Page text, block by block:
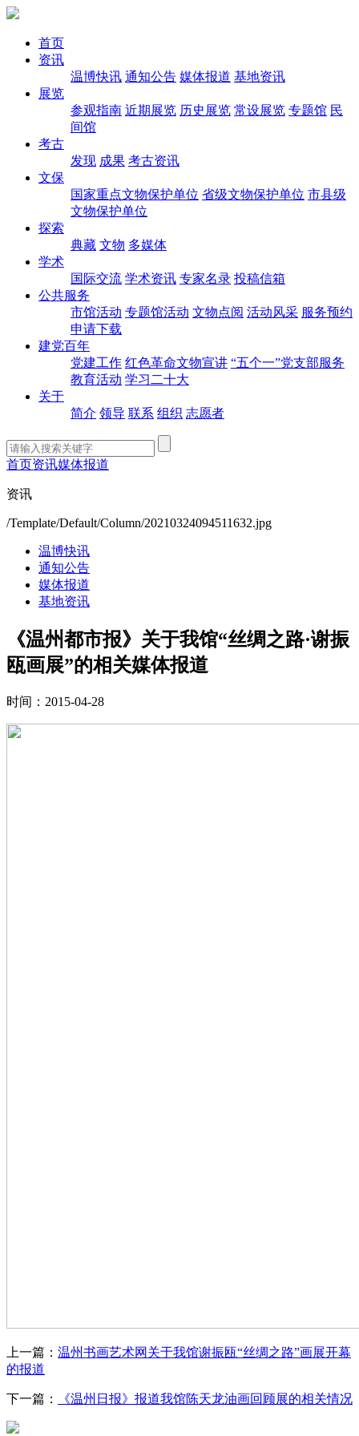
首页
资讯
温博快讯 通知公告 媒体报道 基地资讯
展览
参观指南 近期展览 历史展览 常设展览 专题馆 民
间馆
考古
发现 成果 考古资讯
文保
国家重点文物保护单位 省级文物保护单位 市县级
文物保护单位
探索
典藏 文物 多媒体
学术
国际交流 学术资讯 专家名录 投稿信箱
公共服务
市馆活动 专题馆活动 文物点阅 活动风采 服务预约
申请下载
建党百年
党建工作 红色革命文物宣讲 “五个一”党支部服务
教育活动 学习二十大
关于
简介 领导 联系 组织 志愿者
首页资讯媒体报道
资讯
/Template/Default/Column/20210324094511632.jpg
温博快讯
通知公告
媒体报道
基地资讯
《温州都市报》关于我馆“丝绸之路·谢振
瓯画展”的相关媒体报道
时间：2015-04-28
上一篇： 温州书画艺术网关于我馆谢振瓯“丝绸之路”画展开幕
的报道
下一篇： 《温州日报》报道我馆陈天龙油画回顾展的相关情况